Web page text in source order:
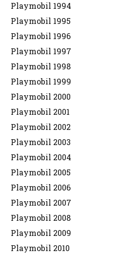
Playmobil 1994
Playmobil 1995
Playmobil 1996
Playmobil 1997
Playmobil 1998
Playmobil 1999
Playmobil 2000
Playmobil 2001
Playmobil 2002
Playmobil 2003
Playmobil 2004
Playmobil 2005
Playmobil 2006
Playmobil 2007
Playmobil 2008
Playmobil 2009
Playmobil 2010